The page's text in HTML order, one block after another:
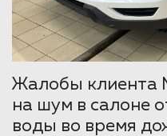
Жалобы клиента
на шум в салоне
воды во время